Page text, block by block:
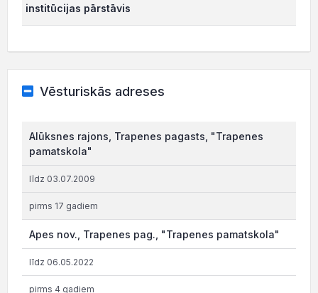
institūcijas pārstāvis
Vēsturiskās adreses
Alūksnes rajons, Trapenes pagasts, "Trapenes
pamatskola"
līdz 03.07.2009
pirms 17 gadiem
Apes nov., Trapenes pag., "Trapenes pamatskola"
līdz 06.05.2022
pirms 4 gadiem